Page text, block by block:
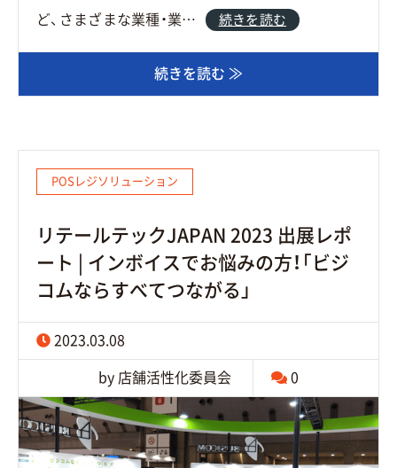
ど、さまざまな業種・業…
続きを読む
続きを読む ≫
POSレジソリューション
リテールテックJAPAN 2023 出展レポ
ート | インボイスでお悩みの方！「ビジ
コムならすべてつながる」
2023.03.08
by 店舗活性化委員会 0